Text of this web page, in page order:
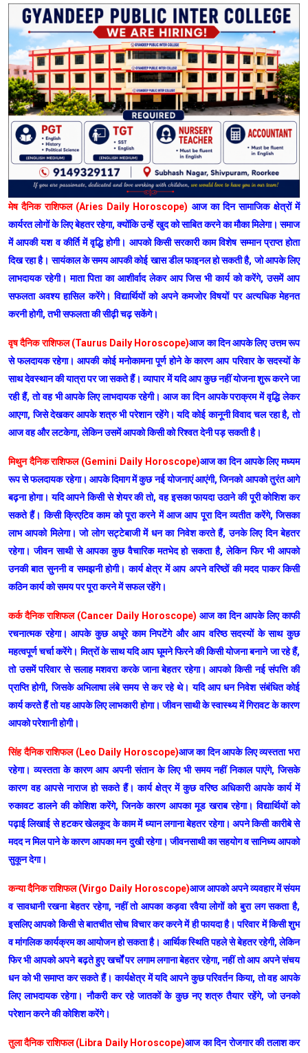
मेष दैनिक राशिफल (Aries Daily Horoscope) आज का दिन सामाजिक क्षेत्रों में
कार्यरत लोगों के लिए बेहतर रहेगा, क्योंकि उन्हें खुद को साबित करने का मौका मिलेगा। समाज
में आपकी यश व कीर्ति में वृद्धि होगी। आपको किसी सरकारी काम विशेष सम्मान प्राप्त होता
दिख रहा है। सायंकाल के समय आपकी कोई खास डील फाइनल हो सकती है, जो आपके लिए
लाभदायक रहेगी। माता पिता का आशीर्वाद लेकर आप जिस भी कार्य को करेंगे, उसमें आप
सफलता अवश्य हासिल करेंगे। विद्यार्थियों को अपने कमजोर विषयों पर अत्यधिक मेहनत
करनी होगी, तभी सफलता की सीढ़ी चढ़ सकेंगे।
वृष दैनिक राशिफल (Taurus Daily Horoscope)आज का दिन आपके लिए उत्तम रूप
से फलदायक रहेगा। आपकी कोई मनोकामना पूर्ण होने के कारण आप परिवार के सदस्यों के
साथ देवस्थान की यात्रा पर जा सकते हैं। व्यापार में यदि आप कुछ नहीं योजना शुरू करने जा
रही हैं, तो वह भी आपके लिए लाभदायक रहेगी। आज का दिन आपके पराक्रम में वृद्धि लेकर
आएगा, जिसे देखकर आपके शत्रु भी परेशान रहेंगे। यदि कोई कानूनी विवाद चल रहा है, तो
आज वह और लटकेगा, लेकिन उसमें आपको किसी को रिश्वत देनी पड़ सकती है।
मिथुन दैनिक राशिफल (Gemini Daily Horoscope)आज का दिन आपके लिए मध्यम
रूप से फलदायक रहेगा। आपके दिमाग में कुछ नई योजनाएं आएंगी, जिनको आपको तुरंत आगे
बढ़ना होगा। यदि आपने किसी से शेयर की तो, वह इसका फायदा उठाने की पूरी कोशिश कर
सकते हैं। किसी क्रिएटिव काम को पूरा करने में आज आप पूरा दिन व्यतीत करेंगे, जिसका
लाभ आपको मिलेगा। जो लोग सट्टेबाजी में धन का निवेश करते हैं, उनके लिए दिन बेहतर
रहेगा। जीवन साथी से आपका कुछ वैचारिक मतभेद हो सकता है, लेकिन फिर भी आपको
उनकी बात सुननी व समझनी होगी। कार्य क्षेत्र में आप अपने वरिष्ठों की मदद पाकर किसी
कठिन कार्य को समय पर पूरा करने में सफल रहेंगे।
कर्क दैनिक राशिफल (Cancer Daily Horoscope) आज का दिन आपके लिए काफी
रचनात्मक रहेगा। आपके कुछ अधूरे काम निपटेंगे और आप वरिष्ठ सदस्यों के साथ कुछ
महत्वपूर्ण चर्चा करेंगे। मित्रों के साथ यदि आप घूमने फिरने की किसी योजना बनाने जा रहे हैं,
तो उसमें परिवार से सलाह मशवरा करके जाना बेहतर रहेगा। आपको किसी नई संपत्ति की
प्राप्ति होगी, जिसके अभिलाषा लंबे समय से कर रहे थे। यदि आप धन निवेश संबंधित कोई
कार्य करते हैं तो यह आपके लिए लाभकारी होगा। जीवन साथी के स्वास्थ्य में गिरावट के कारण
आपको परेशानी होगी।
सिंह दैनिक राशिफल (Leo Daily Horoscope)आज का दिन आपके लिए व्यस्तता भरा
रहेगा। व्यस्तता के कारण आप अपनी संतान के लिए भी समय नहीं निकाल पाएंगे, जिसके
कारण वह आपसे नाराज हो सकते हैं। कार्य क्षेत्र में कुछ वरिष्ठ अधिकारी आपके कार्य में
रुकावट डालने की कोशिश करेंगे, जिनके कारण आपका मूड खराब रहेगा। विद्यार्थियों को
पढ़ाई लिखाई से हटकर खेलकूद के काम में ध्यान लगाना बेहतर रहेगा। अपने किसी कारीबे से
मदद न मिल पाने के कारण आपका मन दुखी रहेगा। जीवनसाथी का सहयोग व सानिध्य आपको
सुकून देगा।
कन्या दैनिक राशिफल (Virgo Daily Horoscope)आज आपको अपने व्यवहार में संयम
व सावधानी रखना बेहतर रहेगा, नहीं तो आपका कड़वा रवैया लोगों को बुरा लग सकता है,
इसलिए आपको किसी से बातचीत सोच विचार कर करने में ही फायदा है। परिवार में किसी शुभ
व मांगलिक कार्यक्रम का आयोजन हो सकता है। आर्थिक स्थिति पहले से बेहतर रहेगी, लेकिन
फिर भी आपको अपने बढ़ते हुए खर्चों पर लगाम लगाना बेहतर रहेगा, नहीं तो आप अपने संचय
धन को भी समाप्त कर सकते हैं। कार्यक्षेत्र में यदि आपने कुछ परिवर्तन किया, तो वह आपके
लिए लाभदायक रहेगा। नौकरी कर रहे जातकों के कुछ नए शत्रु तैयार रहेंगे, जो उनको
परेशान करने की कोशिश करेंगे।
तुला दैनिक राशिफल (Libra Daily Horoscope)आज का दिन रोजगार की तलाश कर